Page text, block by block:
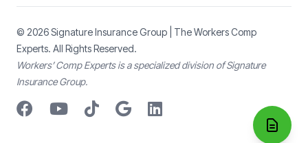
© 2026Signature Insurance Group | The Workers Comp
Experts. All Rights Reserved.
Workers’ Comp Experts is a specialized division of Signature
Insurance Group.